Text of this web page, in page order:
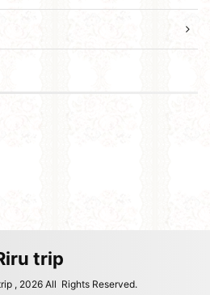
trip
, 2026 All Rights Reserved.